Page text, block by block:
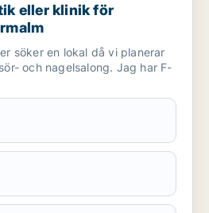
eller klinik för
söker en lokal då vi planerar
nagelsalong. Jag har F-